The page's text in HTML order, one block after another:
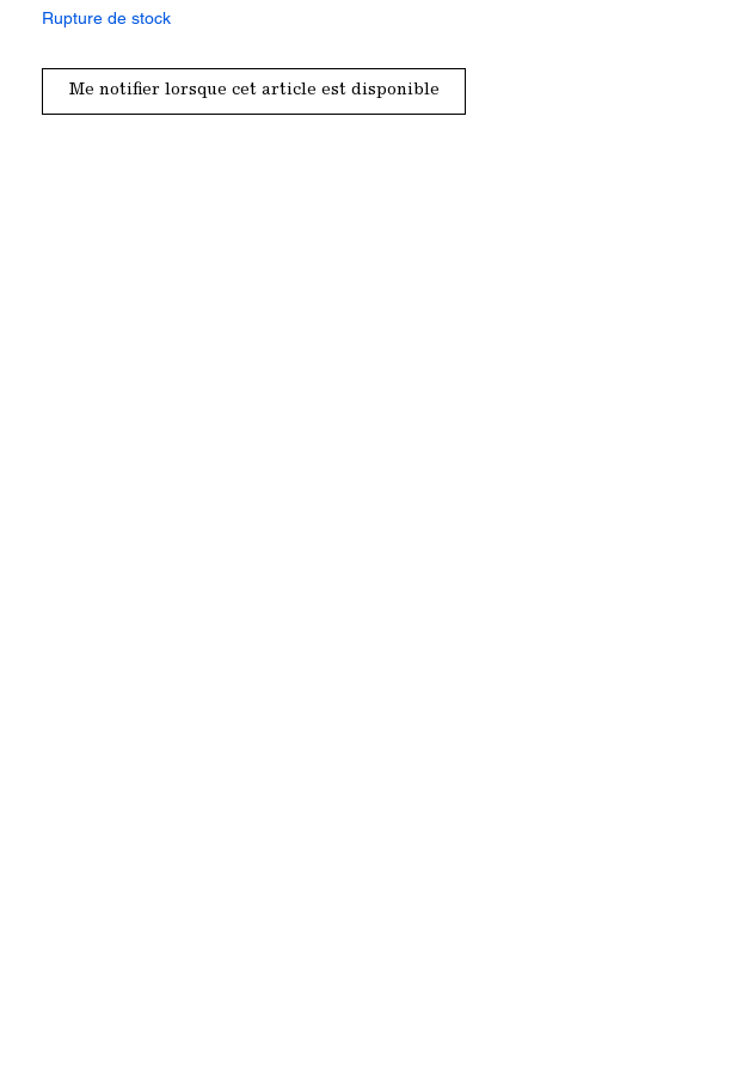
Rupture de stock
Me notifier lorsque cet article est disponible